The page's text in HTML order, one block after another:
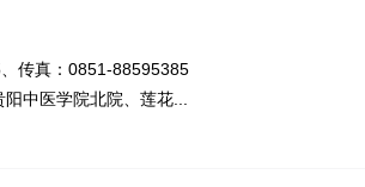
传真：0851-88595385
中医学院北院、莲花...